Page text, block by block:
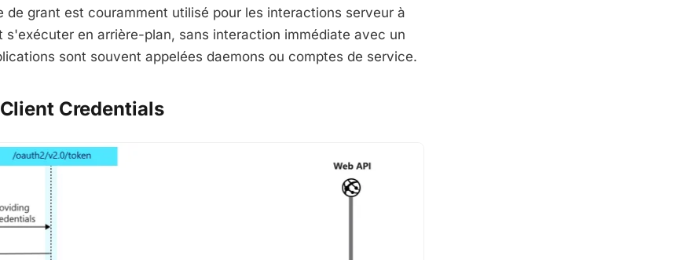
de grant est couramment utilisé pour les interactions serveur à
s'exécuter en arrière-plan, sans interaction immédiate avec un
sont souvent appelées daemons ou comptes de service.
Credentials